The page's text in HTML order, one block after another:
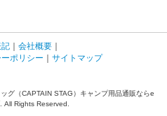
記 ｜ 会社概要 ｜
ポリシー ｜ サイトマップ
グ（CAPTAIN STAG）キャンプ用品通販ならe
All Rights Reserved.